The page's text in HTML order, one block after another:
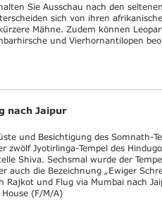
Sie Ausschau nach den
sich von ihren
Mähne. Zudem können
und Vierhornantilopen
nach Jaipur
und Besichtigung des Somnath-
zwölf Jyotirlinga-Tempel des
Shiva. Sechsmal wurde der
auch die Bezeichnung „Ewiger
Rajkot und Flug via Mumbai nach
(F/M/A)